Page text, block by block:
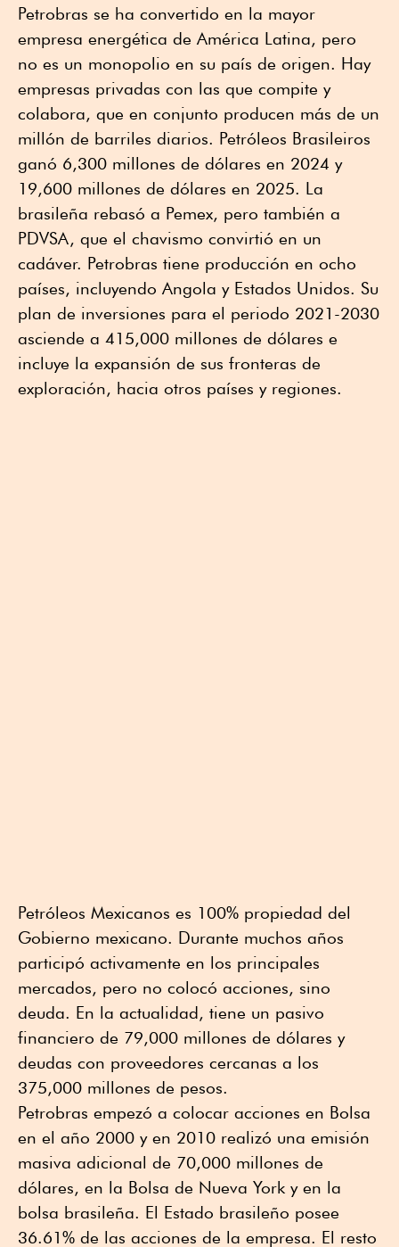
Petrobras se ha convertido en la mayor
empresa energética de América Latina, pero
no es un monopolio en su país de origen. Hay
empresas privadas con las que compite y
colabora, que en conjunto producen más de un
millón de barriles diarios. Petróleos Brasileiros
ganó 6,300 millones de dólares en 2024 y
19,600 millones de dólares en 2025. La
brasileña rebasó a Pemex, pero también a
PDVSA, que el chavismo convirtió en un
cadáver. Petrobras tiene producción en ocho
países, incluyendo Angola y Estados Unidos. Su
plan de inversiones para el periodo 2021-2030
asciende a 415,000 millones de dólares e
incluye la expansión de sus fronteras de
exploración, hacia otros países y regiones.
Petróleos Mexicanos es 100% propiedad del
Gobierno mexicano. Durante muchos años
participó activamente en los principales
mercados, pero no colocó acciones, sino
deuda. En la actualidad, tiene un pasivo
financiero de 79,000 millones de dólares y
deudas con proveedores cercanas a los
375,000 millones de pesos.
Petrobras empezó a colocar acciones en Bolsa
en el año 2000 y en 2010 realizó una emisión
masiva adicional de 70,000 millones de
dólares, en la Bolsa de Nueva York y en la
bolsa brasileña. El Estado brasileño posee
36.61% de las acciones de la empresa. El resto